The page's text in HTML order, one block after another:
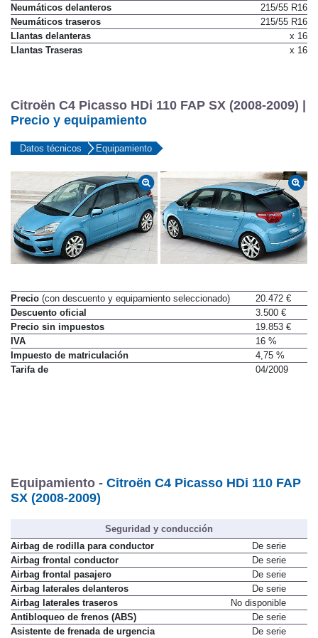
Neumáticos delanteros
215/55 R16
Neumáticos traseros
215/55 R16
Llantas delanteras
x 16
Llantas Traseras
x 16
Citroën C4 Picasso HDi 110 FAP SX (2008-2009) |
Precio y equipamiento
Datos técnicos Equipamiento
Precio (con descuento y equipamiento seleccionado)
20.472 €
Descuento oficial
3.500 €
Precio sin impuestos
19.853 €
IVA
16 %
Impuesto de matriculación
4,75 %
Tarifa de
04/2009
Equipamiento - Citroën C4 Picasso HDi 110 FAP
SX (2008-2009)
Seguridad y conducción
Airbag de rodilla para conductor
De serie
Airbag frontal conductor
De serie
Airbag frontal pasajero
De serie
Airbag laterales delanteros
De serie
Airbag laterales traseros
No disponible
Antibloqueo de frenos (ABS)
De serie
Asistente de frenada de urgencia
De serie